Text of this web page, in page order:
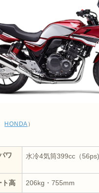
HONDA ）
ワ
水冷4気筒399cc（56ps)
ト高 206kg・755mm